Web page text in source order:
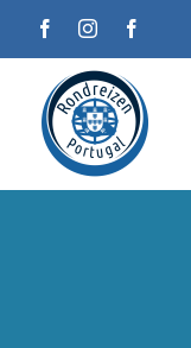
naar
inhoud
FacebookInstagram